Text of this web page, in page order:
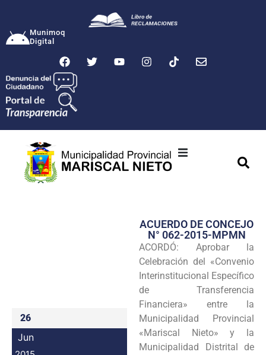
Munimoq
Digital
Transparencia
Seguridad
Programas
Intranet
26
Jun
ACUERDO DE CONCEJO
N° 062-2015-MPMN
ACORDÓ: Aprobar la
Celebración del «Convenio
Interinstitucional Específico
de Transferencia
Financiera» entre la
Municipalidad Provincial
«Mariscal Nieto» y la
Municipalidad Distrital de